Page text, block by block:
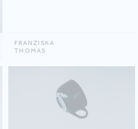
FRANZISKA
THOMAS